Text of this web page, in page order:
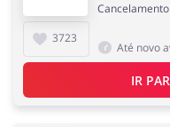
3723
Até novo
IR